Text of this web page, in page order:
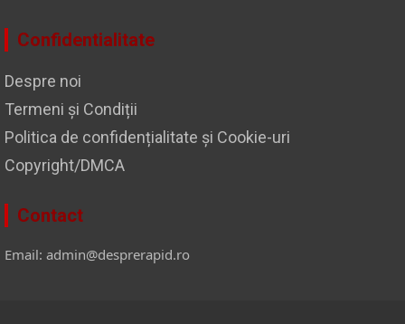
Confidentialitate
Despre noi
Termeni și Condiții
Politica de confidențialitate și Cookie-uri
Copyright/DMCA
Contact
Email: admin@desprerapid.ro